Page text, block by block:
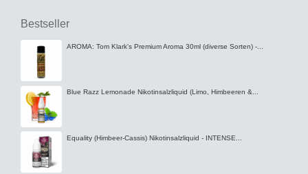
Bestseller
AROMA: Tom Klark's Premium Aroma 30ml (diverse Sorten) -...
Blue Razz Lemonade Nikotinsalzliquid (Limo, Himbeeren &...
Equality (Himbeer-Cassis) Nikotinsalzliquid - INTENSE...